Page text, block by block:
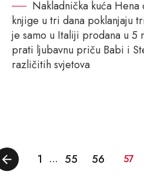
Nakladnička kuća
knjige u tri dana poklanjaju
je samo u Italiji prodana u 5
prati ljubavnu priču Babi i
različitih svjetova
1 … 55 56 57